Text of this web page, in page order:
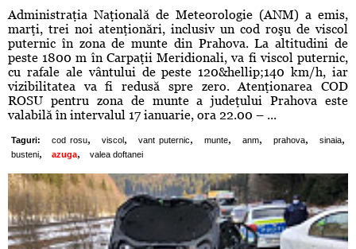
Administraţia Naţională de Meteorologie (ANM) a emis,
marţi, trei noi atenţionări, inclusiv un cod roşu de viscol
puternic în zona de munte din Prahova. La altitudini de
peste 1800 m în Carpaţii Meridionali, va fi viscol puternic,
cu rafale ale vântului de peste 120&hellip;140 km/h, iar
vizibilitatea va fi redusă spre zero. Atenţionarea COD
ROSU pentru zona de munte a judeţului Prahova este
valabilă în intervalul 17 ianuarie, ora 22.00 – ...
Taguri: cod rosu, viscol , vant puternic, munte, anm, prahova, sinaia,
busteni, azuga, valea doftanei